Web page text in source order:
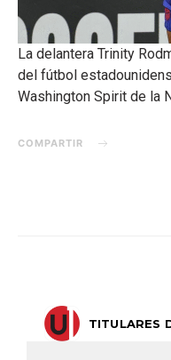
La delantera Trinity
del fútbol
Washington Spirit de la
COMPARTIR
TITULARES